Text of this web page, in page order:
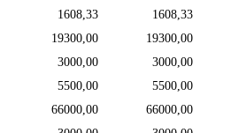
1608,33 1608,33
19300,00 19300,00
3000,00 3000,00
5500,00 5500,00
66000,00 66000,00